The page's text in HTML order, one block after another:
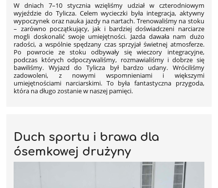
W dniach 7–10 stycznia wzięliśmy udział w czterodniowym
wyjeździe do Tylicza. Celem wycieczki była integracja, aktywny
wypoczynek oraz nauka jazdy na nartach. Trenowaliśmy na stoku
– zarówno początkujący, jak i bardziej doświadczeni narciarze
mogli doskonalić swoje umiejętności. Jazda dawała nam dużo
radości, a wspólnie spędzany czas sprzyjał świetnej atmosferze.
Po powrocie ze stoku odbywały się wieczory integracyjne,
podczas których odpoczywaliśmy, rozmawialiśmy i dobrze się
bawiliśmy. Wyjazd do Tylicza był bardzo udany. Wróciliśmy
zadowoleni, z nowymi wspomnieniami i większymi
umiejętnościami narciarskimi. To była fantastyczna przygoda,
która na długo zostanie w naszej pamięci.
Duch sportu i brawa dla
ósemkowej drużyny